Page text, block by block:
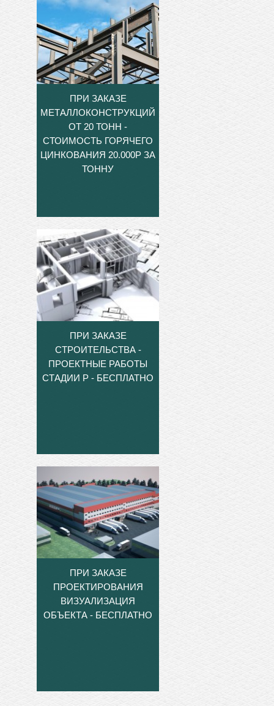
ПРИ ЗАКАЗЕ
МЕТАЛЛОКОНСТРУКЦИЙ
ОТ 20 ТОНН -
СТОИМОСТЬ ГОРЯЧЕГО
ЦИНКОВАНИЯ 20.000Р ЗА
ТОННУ
ПРИ ЗАКАЗЕ
СТРОИТЕЛЬСТВА -
ПРОЕКТНЫЕ РАБОТЫ
СТАДИИ Р - БЕСПЛАТНО
ПРИ ЗАКАЗЕ
ПРОЕКТИРОВАНИЯ
ВИЗУАЛИЗАЦИЯ
ОБЪЕКТА - БЕСПЛАТНО